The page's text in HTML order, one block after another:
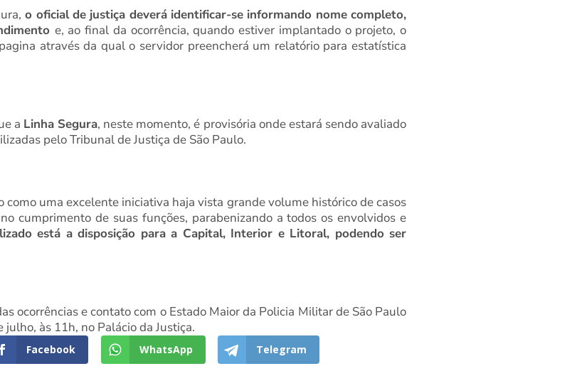
o oficial de justiça deverá identificar-se informando nome completo,
e, ao final da ocorrência, quando estiver implantado o projeto, o
através da qual o servidor preencherá um relatório para estatística
a Linha Segura, neste momento, é provisória onde estará sendo avaliado
pelo Tribunal de Justiça de São Paulo.
como uma excelente iniciativa haja vista grande volume histórico de casos
cumprimento de suas funções, parabenizando a todos os envolvidos e
está a disposição para a Capital, Interior e Litoral, podendo ser
ocorrências e contato com o Estado Maior da Policia Militar de São Paulo
às 11h, no Palácio da Justiça.
Facebook WhatsApp Telegram